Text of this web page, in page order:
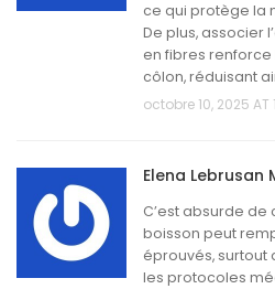
ce qui protège la
De plus, associer
en fibres renforce
côlon, réduisant
octobre 10, 2025 AT
Elena Lebrusan
C’est absurde de
boisson peut
éprouvés, surtout
les protocoles